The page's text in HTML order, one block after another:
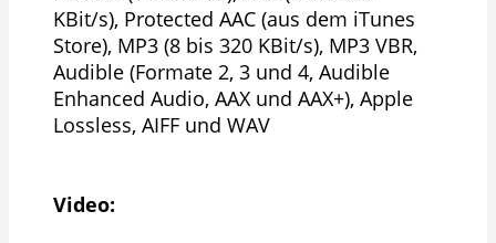
KBit/s), Protected AAC (aus dem iTunes
Store), MP3 (8 bis 320 KBit/s), MP3 VBR,
Audible (Formate 2, 3 und 4, Audible
Enhanced Audio, AAX und AAX+), Apple
Lossless, AIFF und WAV
Video: